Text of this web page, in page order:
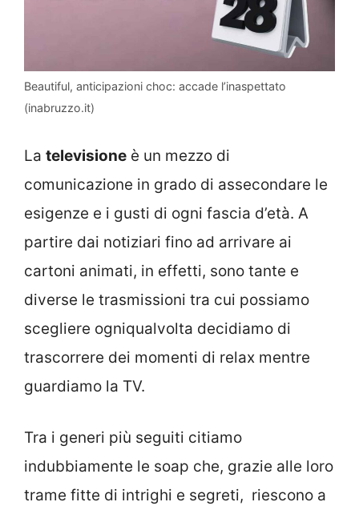
Beautiful, anticipazioni choc: accade l’inaspettato
(inabruzzo.it)
La televisione è un mezzo di
comunicazione in grado di assecondare le
esigenze e i gusti di ogni fascia d’età. A
partire dai notiziari fino ad arrivare ai
cartoni animati, in effetti, sono tante e
diverse le trasmissioni tra cui possiamo
scegliere ogniqualvolta decidiamo di
trascorrere dei momenti di relax mentre
guardiamo la TV.
Tra i generi più seguiti citiamo
indubbiamente le soap che, grazie alle loro
trame fitte di intrighi e segreti, riescono a